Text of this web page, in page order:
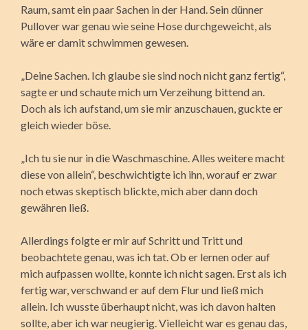
Raum, samt ein paar Sachen in der Hand. Sein dünner
Pullover war genau wie seine Hose durchgeweicht, als
wäre er damit schwimmen gewesen.
„Deine Sachen. Ich glaube sie sind noch nicht ganz fertig“,
sagte er und schaute mich um Verzeihung bittend an.
Doch als ich aufstand, um sie mir anzuschauen, guckte er
gleich wieder böse.
„Ich tu sie nur in die Waschmaschine. Alles weitere macht
diese von allein“, beschwichtigte ich ihn, worauf er zwar
noch etwas skeptisch blickte, mich aber dann doch
gewähren ließ.
Allerdings folgte er mir auf Schritt und Tritt und
beobachtete genau, was ich tat. Ob er lernen oder auf
mich aufpassen wollte, konnte ich nicht sagen. Erst als ich
fertig war, verschwand er auf dem Flur und ließ mich
allein. Ich wusste überhaupt nicht, was ich davon halten
sollte, aber ich war neugierig. Vielleicht war es genau das,